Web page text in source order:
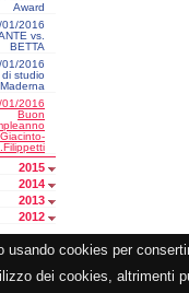
usando cookies per
dei cookies, altrimenti
Award
01/2016
vs.
BETTA
01/2016
di studio
01/2016
Buon
Giacinto-
2015
2014
2013
2012
- PI